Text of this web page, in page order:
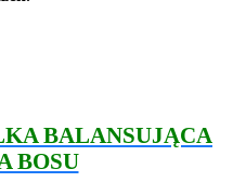
BALANSUJĄCA
BOSU